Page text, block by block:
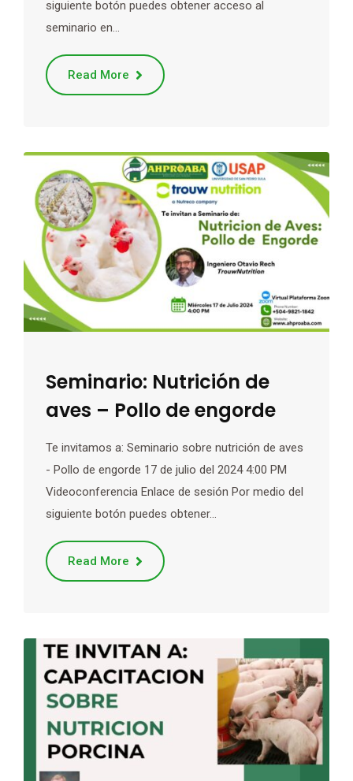
siguiente botón puedes obtener acceso al
seminario en…
Read More
Seminario: Nutrición de
aves – Pollo de engorde
Te invitamos a: Seminario sobre nutrición de aves
- Pollo de engorde 17 de julio del 2024 4:00 PM
Videoconferencia Enlace de sesión Por medio del
siguiente botón puedes obtener…
Read More